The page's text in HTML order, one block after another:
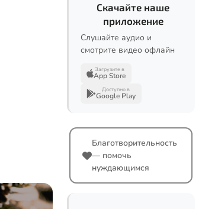
Скачайте наше
приложение
Слушайте аудио и
смотрите видео офлайн
Загрузите в
App Store
Доступно в
Google Play
Благотворительность
— помочь
нуждающимся